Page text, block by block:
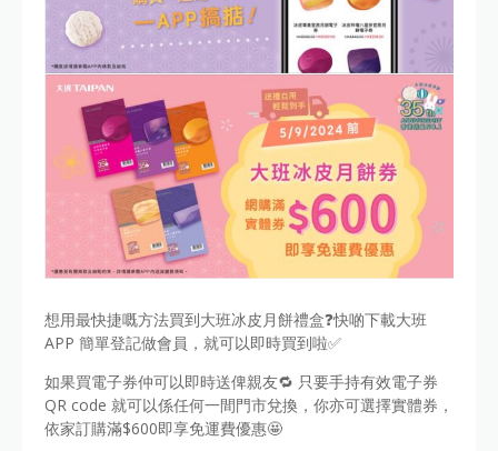
想用最快捷嘅方法買到大班冰皮月餅禮盒❓快啲下載大班
APP 簡單登記做會員，就可以即時買到啦✅
如果買電子券仲可以即時送俾親友🔁 只要手持有效電子券
QR code 就可以係任何一間門市兌換，你亦可選擇實體券，
依家訂購滿$600即享免運費優惠🤩